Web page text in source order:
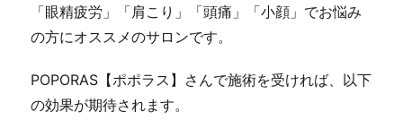
「眼精疲労」「肩こり」「頭痛」「小顔」でお悩み
の方にオススメのサロンです。
POPORAS【ポポラス】さんで施術を受ければ、以下
の効果が期待されます。